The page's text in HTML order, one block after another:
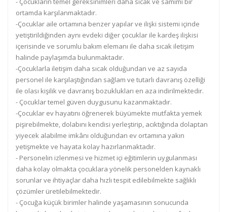
ortamda karşılanmaktadır.
-Çocuklar aile ortamına benzer yapılar ve ilişki sistemi içinde
yetiştirildiğinden aynı evdeki diğer çocuklar ile kardeş ilişkisi
içerisinde ve sorumlu bakım elemanı ile daha sıcak iletişim
halinde paylaşımda bulunmaktadır.
-Çocuklarla iletişim daha sıcak olduğundan ve az sayıda
personel ile karşılaştığından sağlam ve tutarlı davranış özelliği
ile olası kişilik ve davranış bozuklukları en aza indirilmektedir.
- Çocuklar temel güven duygusunu kazanmaktadır.
-Çocuklar ev hayatını öğrenerek büyümekte mutfakta yemek
pişirebilmekte, dolabını kendisi yerleştirip, acıktığında dolaptan
yiyecek alabilme imkânı olduğundan ev ortamına yakın
yetişmekte ve hayata kolay hazırlanmaktadır.
- Personelin izlenmesi ve hizmet içi eğitimlerin uygulanması
daha kolay olmakta çocuklara yönelik personelden kaynaklı
sorunlar ve ihtiyaçlar daha hızlı tespit edilebilmekte sağlıklı
çözümler üretilebilmektedir.
- Çocuğa küçük birimler halinde yaşamasının sonucunda